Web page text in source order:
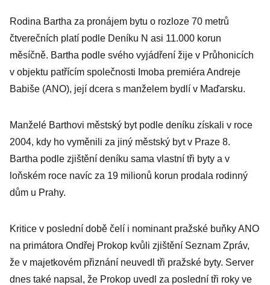
trpělivosti?
Rodina Bartha za pronájem bytu o rozloze 70 metrů
čtverečních platí podle Deníku N asi 11.000 korun
měsíčně. Bartha podle svého vyjádření žije v Průhonicích
v objektu patřícím společnosti Imoba premiéra Andreje
Babiše (ANO), její dcera s manželem bydlí v Maďarsku.
Manželé Barthovi městský byt podle deníku získali v roce
2004, kdy ho vyměnili za jiný městský byt v Praze 8.
Bartha podle zjištění deníku sama vlastní tři byty a v
loňském roce navíc za 19 milionů korun prodala rodinný
dům u Prahy.
Kritice v poslední době čelí i nominant pražské buňky ANO
na primátora Ondřej Prokop kvůli zjištění Seznam Zpráv,
že v majetkovém přiznání neuvedl tři pražské byty. Server
dnes také napsal, že Prokop uvedl za poslední tři roky ve